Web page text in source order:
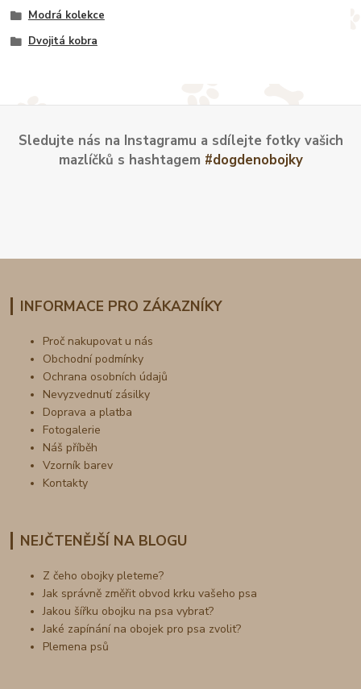
Modrá kolekce
Dvojitá kobra
Sledujte nás na Instagramu a sdílejte fotky vašich
mazlíčků s hashtagem #dogdenobojky
INFORMACE PRO ZÁKAZNÍKY
Proč nakupovat u nás
Obchodní podmínky
Ochrana osobních údajů
Nevyzvednutí zásilky
Doprava a platba
Fotogalerie
Náš příběh
Vzorník barev
Kontakty
NEJČTENĚJŠÍ NA BLOGU
Z čeho obojky pleteme?
Jak správně změřit obvod krku vašeho psa
Jakou šířku obojku na psa vybrat?
Jaké zapínání na obojek pro psa zvolit?
Plemena psů